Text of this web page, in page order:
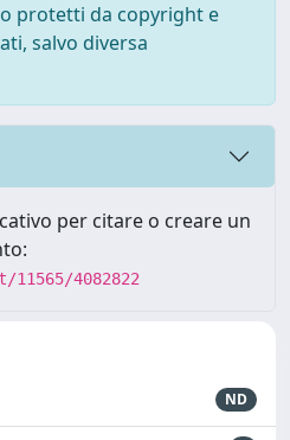
protetti da copyright e
salvo diversa
per citare o creare un
4082822
ND